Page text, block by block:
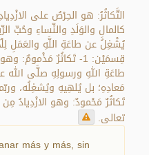
التَّكاثُرُ: هو الحِرْصُ على
كالمالِ والوَلَدِ والنِّساءِ وحُبِّ
يُشْغِلُ عن طاعَةِ اللَّهِ والعَمَلِ
قِسمَيْن: 1- تَكاثُرٌ
طاعَةِ اللهِ ورسولِهِ صلَّى الله
تَكاثُرٌ مَحْمودٌ: وهو الازْدِيادُ
تعالى.
más y más, sin